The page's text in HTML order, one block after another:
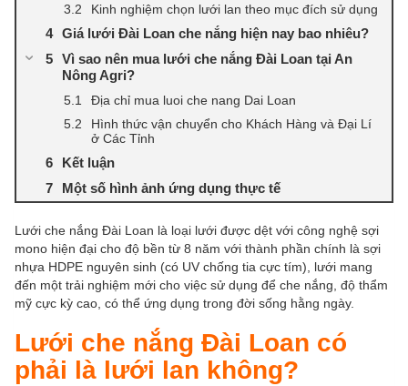
Kinh nghiệm chọn lưới lan theo mục đích sử dụng
Giá lưới Đài Loan che nắng hiện nay bao nhiêu?
Vì sao nên mua lưới che nắng Đài Loan tại An
Nông Agri?
Địa chỉ mua luoi che nang Dai Loan
Hình thức vận chuyển cho Khách Hàng và Đại Lí
ở Các Tỉnh
Kết luận
Một số hình ảnh ứng dụng thực tế
Lưới che nắng Đài Loan là loại lưới được dệt với công nghệ sợi
mono hiện đại cho độ bền từ 8 năm với thành phần chính là sợi
nhựa HDPE nguyên sinh (có UV chống tia cực tím), lưới mang
đến một trải nghiệm mới cho việc sử dụng để che nắng, độ thẩm
mỹ cực kỳ cao, có thể ứng dụng trong đời sống hằng ngày.
Lưới che nắng Đài Loan có
phải là lưới lan không?